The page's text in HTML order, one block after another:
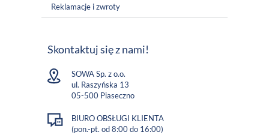
Reklamacje i zwroty
Skontaktuj się z nami!
SOWA Sp. z o.o.
ul. Raszyńska 13
05-500 Piaseczno
BIURO OBSŁUGI KLIENTA
(pon.-pt. od 8:00 do 16:00)